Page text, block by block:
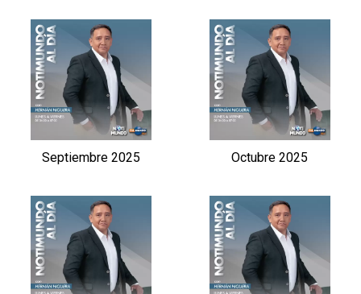
Septiembre 2025 Octubre 2025